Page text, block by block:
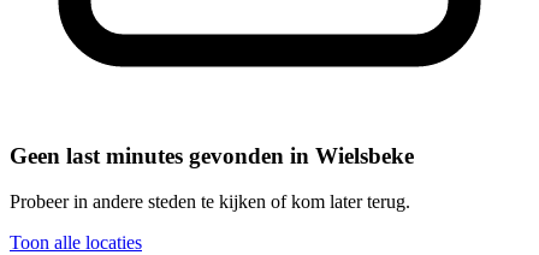
Geen last minutes gevonden in Wielsbeke
Probeer in andere steden te kijken of kom later terug.
Toon alle locaties